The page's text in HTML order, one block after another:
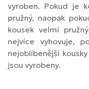
vyroben. Pokud je
pružný, naopak
kousek velmi
nejvíce vyhovuje,
nejoblíbenější
jsou vyrobeny.